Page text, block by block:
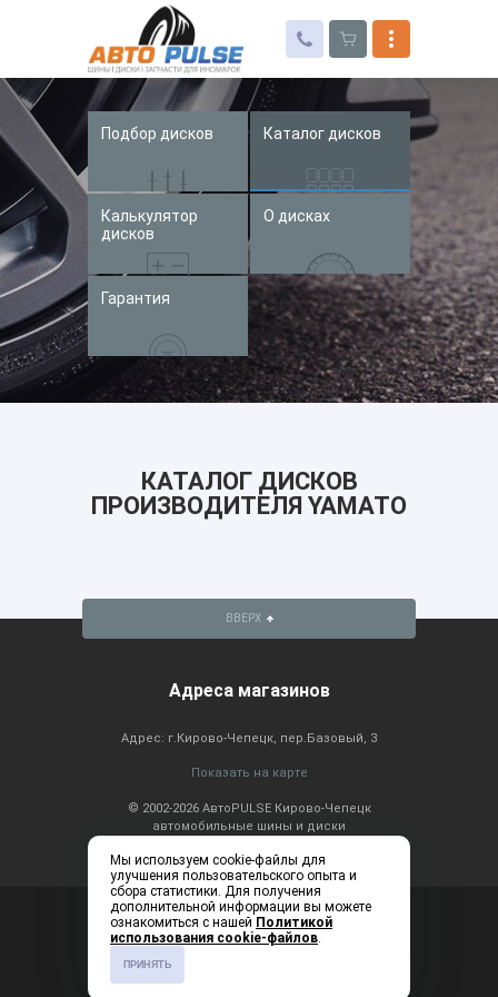
Автошины
Колесные диски
Запчасти для иномарок
Услуги
Доставка и оплата
Контакты
Подбор дисков Каталог дисков
Калькулятор
дисков
О дисках
Гарантия
КАТАЛОГ ДИСКОВ
ПРОИЗВОДИТЕЛЯ YAMATO
ВВЕРХ
Адреса магазинов
Адрес: г.Кирово-Чепецк, пер.Базовый, 3
Показать на карте
© 2002-2026 АвтоPULSE Кирово-Чепецк
автомобильные шины и диски
Консультация по
телефону: ежедневно с
9:00 до 19:00
+7 (83361) 2-20-60
Мы используем cookie-файлы для
улучшения пользовательского опыта и
сбора статистики. Для получения
дополнительной информации вы можете
ознакомиться с нашей Политикой
использования cookie-файлов.
ПРИНЯТЬ